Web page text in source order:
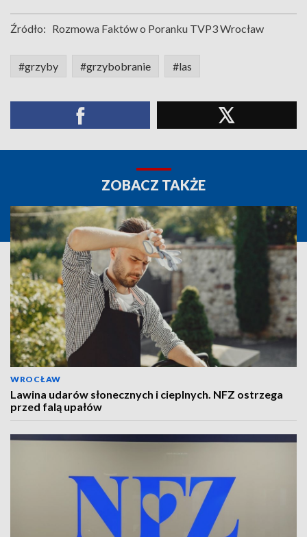
Źródło: Rozmowa Faktów o Poranku TVP3 Wrocław
#grzyby #grzybobranie #las
ZOBACZ TAKŻE
WROCŁAW
Lawina udarów słonecznych i cieplnych. NFZ ostrzega
przed falą upałów